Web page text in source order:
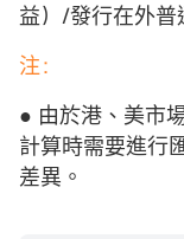
益）/發行在外普
注：
● 由於港、美市
計算時需要進行
差異。